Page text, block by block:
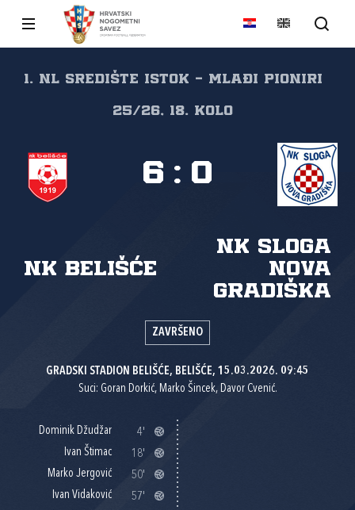
1. NL Središte Istok - Mlađi pioniri
25/26, 18. kolo
NK Belišće
NK Sloga
Nova
Gradiška
6 : 0
ZAVRŠENO
GRADSKI STADION BELIŠĆE, BELIŠĆE, 15.03.2026. 09:45
Suci: Goran Dorkić, Marko Šincek, Davor Cvenić.
Dominik Džudžar
4'
Ivan Štimac
18'
Marko Jergović
50'
Ivan Vidaković
57'